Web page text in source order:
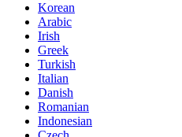
Korean
Arabic
Irish
Greek
Turkish
Italian
Danish
Romanian
Indonesian